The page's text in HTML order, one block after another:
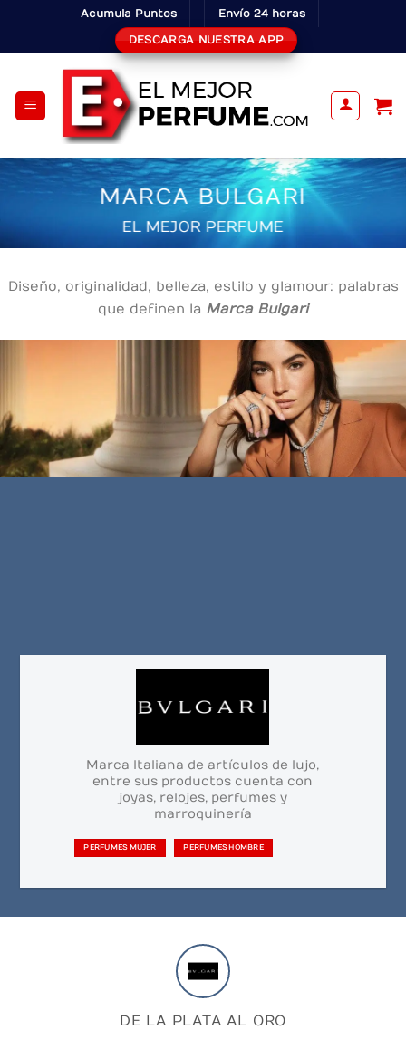
content
Acumula Puntos Envío 24 horas
DESCARGA NUESTRA APP
MARCA BULGARI
EL MEJOR PERFUME
Diseño, originalidad, belleza, estilo y glamour: palabras
que definen la Marca Bulgari
Marca Italiana de artículos de lujo,
entre sus productos cuenta con
joyas, relojes, perfumes y
marroquinería
PERFUMES MUJER PERFUMES HOMBRE
DE LA PLATA AL ORO